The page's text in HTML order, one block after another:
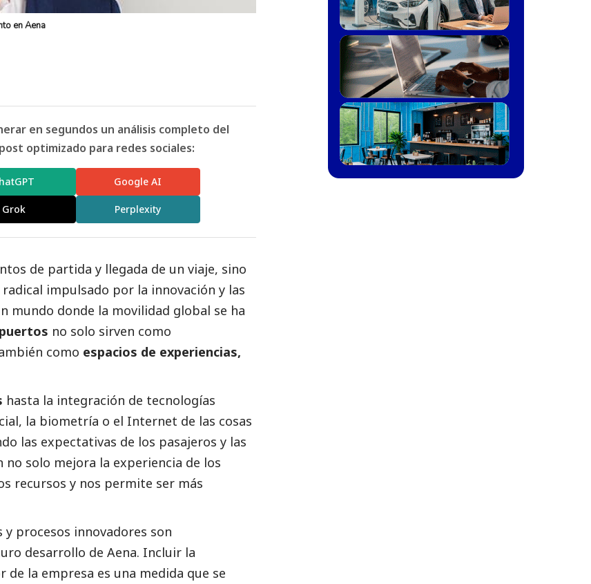
en Aena
en segundos un análisis completo del
optimizado para redes sociales:
Google AI
Grok Perplexity
de partida y llegada de un viaje, sino
impulsado por la innovación y las
mundo donde la movilidad global se ha
no solo sirven como
como espacios de experiencias,
hasta la integración de tecnologías
la biometría o el Internet de las cosas
las expectativas de los pasajeros y las
no solo mejora la experiencia de los
recursos y nos permite ser más
procesos innovadores son
desarrollo de Aena. Incluir la
la empresa es una medida que se